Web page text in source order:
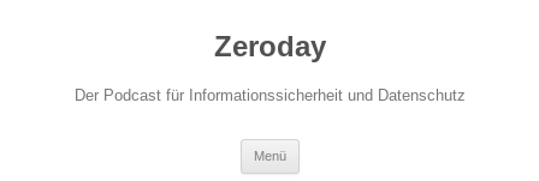
Zeroday
Der Podcast für Informationssicherheit und Datenschutz
Menü